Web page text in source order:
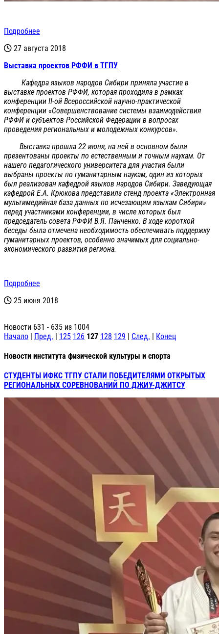
Подробнее
27 августа 2018
Выставка проектов РФФИ в ТГПУ
Кафедра языков народов Сибири приняла участие в
выставке проектов РФФИ, которая проходила в рамках
конференции II-ой Всероссийской научно-практической
конференции «Совершенствование системы взаимодействия
РФФИ и субъектов Российской Федерации в вопросах
проведения региональных и молодежных конкурсов».
Выставка прошла 22 июня, на ней в основном были
презентованы проекты по естественным и точным наукам. От
нашего педагогического университета для участия были
выбраны проекты по гуманитарным наукам, один из которых
был реализован кафедрой языков народов Сибири. Заведующая
кафедрой Е.А. Крюкова представила стенд проекта «Электронная
мультимедийная база данных по исчезающим языкам Сибири»
перед участниками конференции, в числе которых был
председатель совета РФФИ В.Я. Панченко. В ходе короткой
беседы была отмечена необходимость обеспечивать поддержку
гуманитарных проектов, особенно значимых для социально-
экономического развития региона.
Подробнее
25 июня 2018
Новости 631 - 635 из 1004
Начало | Пред. | 125 126 127 128 129 | След. | Конец
Новости института физической культуры и спорта
СТУДЕНТЫ ИФКС ТГПУ СТАЛИ ПОБЕДИТЕЛЯМИ ОТКРЫТЫХ
РЕГИОНАЛЬНЫХ СОРЕВНОВАНИЙ ПО ДЖИУ-ДЖИТСУ